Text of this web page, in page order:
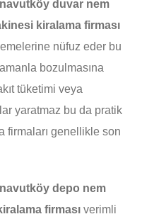
duvar nem
kiralama firması
nüfuz eder bu
bozulmasına
tüketimi veya
yaratmaz bu da pratik
firmaları genellikle son
depo nem
firması verimli